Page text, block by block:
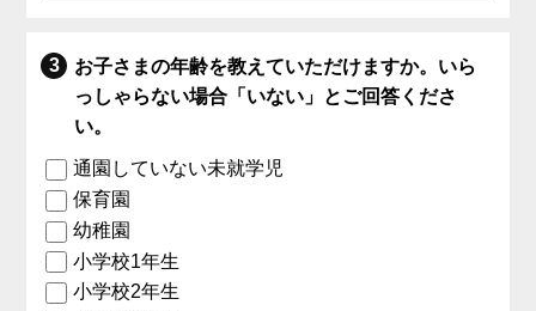
お子さまの年齢を教えていただけますか。いら
っしゃらない場合「いない」とご回答くださ
い。
通園していない未就学児
保育園
幼稚園
小学校1年生
小学校2年生